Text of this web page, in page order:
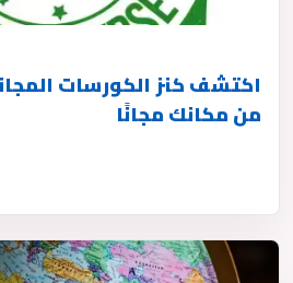
اكتشف كنز الكورسات
من مكانك مجانًا